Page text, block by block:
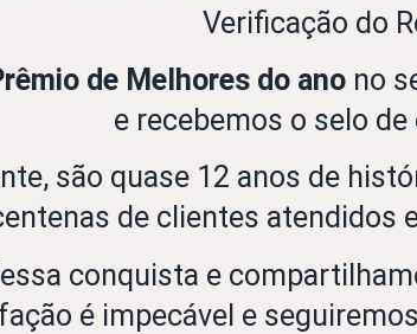
Verificação do
de Melhores do anono
e recebemos o selo
são quase 12 anos de
de clientes atendidos
conquista e
é impecável e